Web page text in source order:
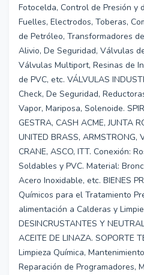
Fotocelda, Control de Presión y
Fuelles, Electrodos, Toberas,
de Petróleo, Transformadores
Alivio, De Seguridad, Válvulas
Válvulas Multiport, Resinas de
de PVC, etc. VÁLVULAS
Check, De Seguridad,
Vapor, Mariposa, Solenoide.
GESTRA, CASH ACME, JUNTA
UNITED BRASS, ARMSTRONG,
CRANE, ASCO, ITT. Conexión:
Soldables y PVC. Material:
Acero Inoxidable, etc. BIENES
Químicos para el Tratamiento
alimentación a Calderas y
DESINCRUSTANTES Y
ACEITE DE LINAZA. SOPORTE
Limpieza Química,
Reparación de Programadores,